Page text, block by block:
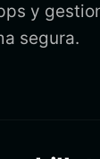
y
segura.